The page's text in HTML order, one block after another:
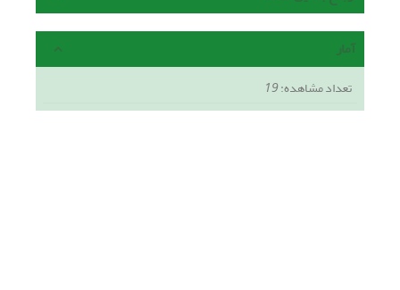
آمار
تعداد مشاهده:19